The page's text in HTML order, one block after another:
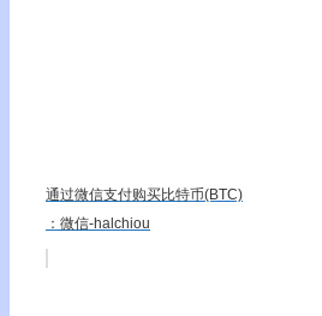
通过微信支付购买比特币(BTC)
：微信-halchiou